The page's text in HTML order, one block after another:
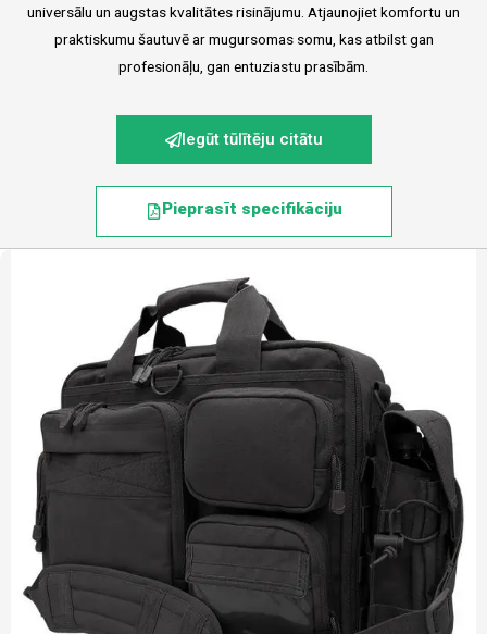
universālu un augstas kvalitātes risinājumu. Atjaunojiet komfortu un
praktiskumu šautuvē ar mugursomas somu, kas atbilst gan
profesionāļu, gan entuziastu prasībām.
Iegūt tūlītēju citātu
Pieprasīt specifikāciju